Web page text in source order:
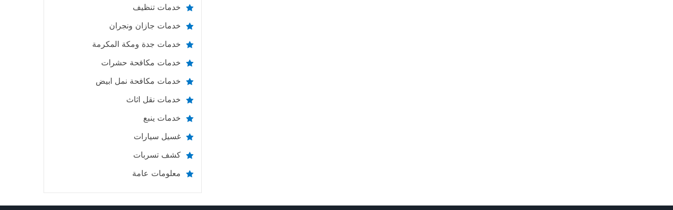
خدمات تنظيف
خدمات جازان ونجران
خدمات جدة ومكة المكرمة
خدمات مكافحة حشرات
خدمات مكافحة نمل ابيض
خدمات نقل اثاث
خدمات ينبع
غسيل سيارات
كشف تسربات
معلومات عامة